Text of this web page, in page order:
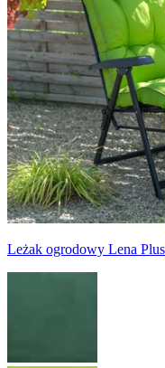
Leżak ogrodowy Lena